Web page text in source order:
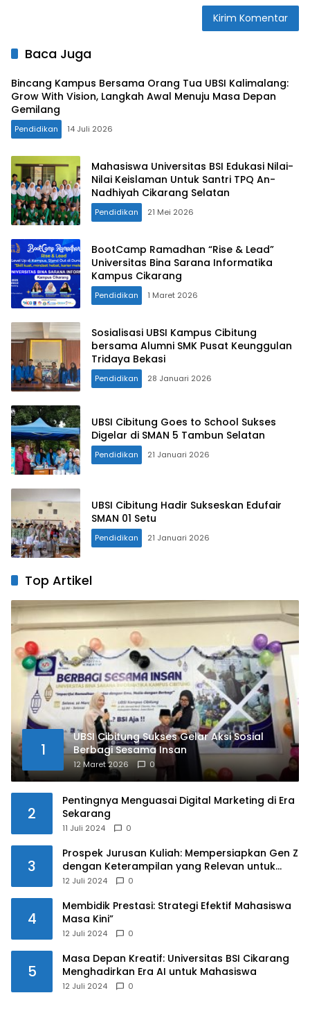
Baca Juga
Bincang Kampus Bersama Orang Tua UBSI Kalimalang:
Grow With Vision, Langkah Awal Menuju Masa Depan
Gemilang
Pendidikan 14 Juli 2026
Mahasiswa Universitas BSI Edukasi Nilai-
Nilai Keislaman Untuk Santri TPQ An-
Nadhiyah Cikarang Selatan
Pendidikan 21 Mei 2026
BootCamp Ramadhan “Rise & Lead”
Universitas Bina Sarana Informatika
Kampus Cikarang
Pendidikan 1 Maret 2026
Sosialisasi UBSI Kampus Cibitung
bersama Alumni SMK Pusat Keunggulan
Tridaya Bekasi
Pendidikan 28 Januari 2026
UBSI Cibitung Goes to School Sukses
Digelar di SMAN 5 Tambun Selatan
Pendidikan 21 Januari 2026
UBSI Cibitung Hadir Sukseskan Edufair
SMAN 01 Setu
Pendidikan 21 Januari 2026
Top Artikel
1
UBSI Cibitung Sukses Gelar Aksi Sosial
Berbagi Sesama Insan
12 Maret 2026 0
2
Pentingnya Menguasai Digital Marketing di Era
Sekarang
11 Juli 2024 0
3
Prospek Jurusan Kuliah: Mempersiapkan Gen Z
dengan Keterampilan yang Relevan untuk
Masa Depan
12 Juli 2024 0
4
Membidik Prestasi: Strategi Efektif Mahasiswa
Masa Kini”
12 Juli 2024 0
5
Masa Depan Kreatif: Universitas BSI Cikarang
Menghadirkan Era AI untuk Mahasiswa
12 Juli 2024 0